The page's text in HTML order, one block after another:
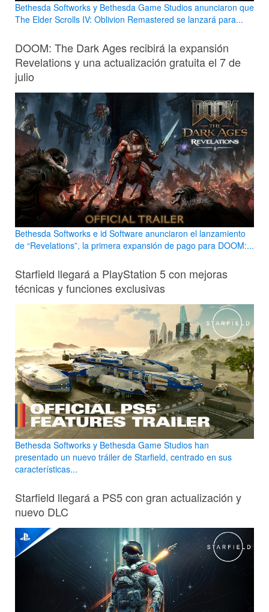
Bethesda Softworks y Bethesda Game Studios anunciaron que
The Elder Scrolls IV: Oblivion Remastered se lanzará para...
DOOM: The Dark Ages recibirá la expansión
Revelations y una actualización gratuita el 7 de
julio
Bethesda Softworks e id Software anunciaron el lanzamiento
de “Revelations”, la primera expansión de pago para DOOM:...
Starfield llegará a PlayStation 5 con mejoras
técnicas y funciones exclusivas
Bethesda Softworks y Bethesda Game Studios han
presentado un nuevo tráiler de Starfield, centrado en sus
características...
Starfield llegará a PS5 con gran actualización y
nuevo DLC